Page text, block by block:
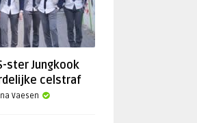
ster Jungkook
celstraf
Vaesen